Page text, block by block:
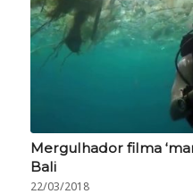
Mergulhador filma
Bali
22/03/2018